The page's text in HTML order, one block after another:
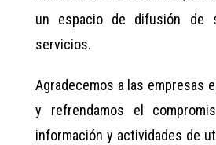
un espacio de difusión de
servicios.
Agradecemos a las empresas
y refrendamos el
información y actividades de